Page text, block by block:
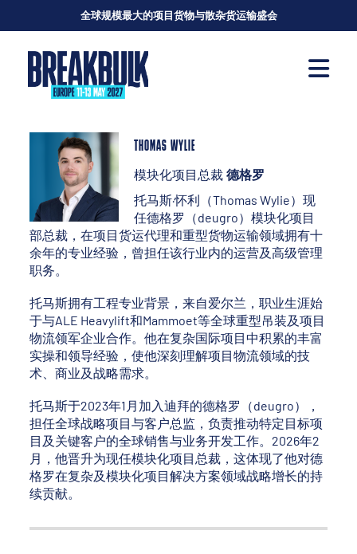
全球规模最大的项目货物与散杂货运输盛会
THOMAS WYLIE
模块化项目总裁 德格罗
托马斯·怀利（Thomas Wylie）现
任德格罗（deugro）模块化项目
部总裁，在项目货运代理和重型货物运输领域拥有十
余年的专业经验，曾担任该行业内的运营及高级管理
职务。
托马斯拥有工程专业背景，来自爱尔兰，职业生涯始
于与ALE Heavylift和Mammoet等全球重型吊装及项目
物流领军企业合作。他在复杂国际项目中积累的丰富
实操和领导经验，使他深刻理解项目物流领域的技
术、商业及战略需求。
托马斯于2023年1月加入迪拜的德格罗（deugro），
担任全球战略项目与客户总监，负责推动特定目标项
目及关键客户的全球销售与业务开发工作。2026年2
月，他晋升为现任模块化项目总裁，这体现了他对德
格罗在复杂及模块化项目解决方案领域战略增长的持
续贡献。